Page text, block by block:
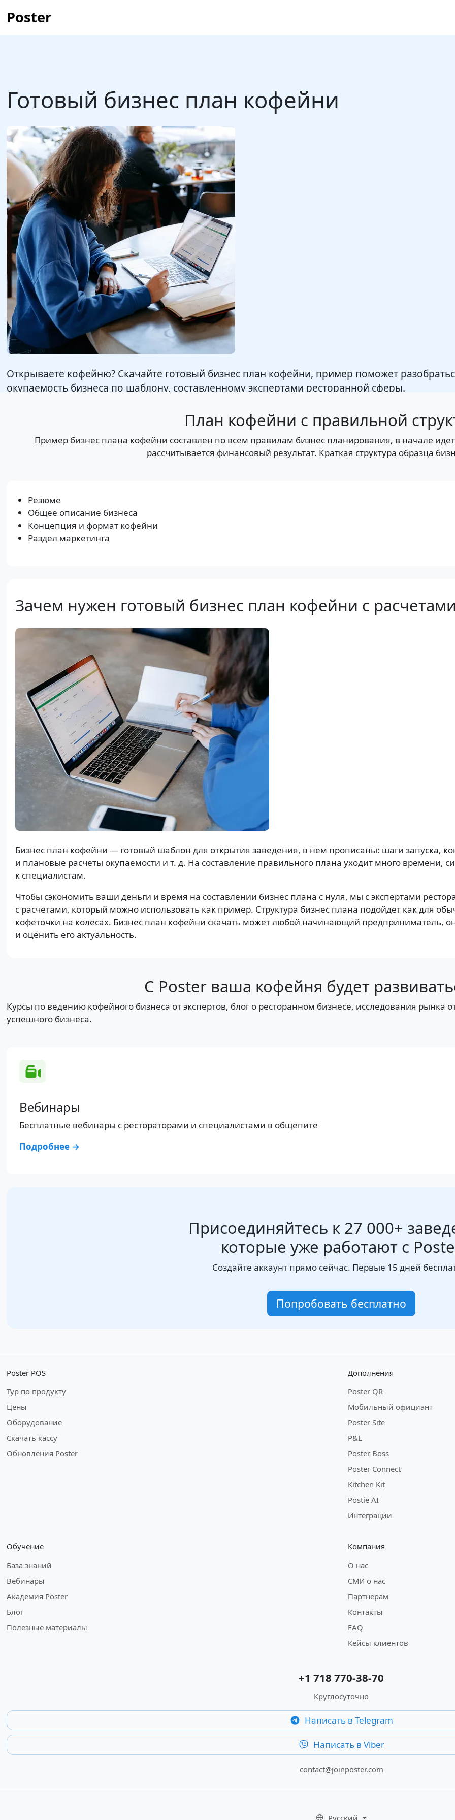
Poster
Готовый бизнес план кофейни
Открываете кофейню? Скачайте готовый бизнес план кофейни, пример поможет
окупаемость бизнеса по шаблону, составленному экспертами ресторанной сферы.
План кофейни с правильной
Пример бизнес плана кофейни составлен по всем правилам бизнес планирования, в начале
рассчитывается финансовый результат. Краткая структура образца
Резюме
Общее описание бизнеса
Концепция и формат кофейни
Раздел маркетинга
Зачем нужен готовый бизнес план кофейни с
Бизнес план кофейни — готовый шаблон для открытия заведения, в нем прописаны: шаги запуска,
и плановые расчеты окупаемости и т. д. На составление правильного плана уходит много времени,
к специалистам.
Чтобы сэкономить ваши деньги и время на составлении бизнес плана с нуля, мы с экспертами
с расчетами, который можно использовать как пример. Структура бизнес плана подойдет как для
кофеточки на колесах. Бизнес план кофейни скачать может любой начинающий предприниматель,
и оценить его актуальность.
С Poster ваша кофейня будет
Курсы по ведению кофейного бизнеса от экспертов, блог о ресторанном бизнесе, исследования рынка
успешного бизнеса.
Вебинары
Бесплатные вебинары с рестораторами и специалистами в общепите
Подробнее →
Присоединяйтесь к 27 000+
которые уже работают с
Создайте аккаунт прямо сейчас. Первые 15 дней
Попробовать бесплатно
Poster POS
Тур по продукту
Цены
Оборудование
Скачать кассу
Обновления Poster
Дополнения
Poster QR
Мобильный официант
Poster Site
P&L
Poster Boss
Poster Connect
Kitchen Kit
Postie AI
Интеграции
Обучение
База знаний
Вебинары
Академия Poster
Блог
Полезные материалы
Компания
О нас
СМИ о нас
Партнерам
Контакты
FAQ
Кейсы клиентов
+1 718 770-38-70
Круглосуточно
Написать в Telegram
Написать в Viber
contact@joinposter.com
Русский